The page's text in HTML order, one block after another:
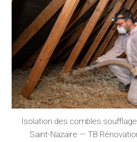
Isolation des combles
Saint-Nazaire — TB